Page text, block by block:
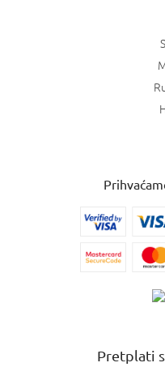
Pretplati